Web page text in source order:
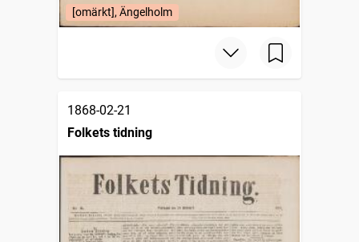
[omärkt], Ängelholm
1868-02-21
Folkets tidning